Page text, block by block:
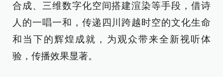
合成、三维数字化空间搭建渲染等手段，借诗
人的一唱一和，传递四川跨越时空的文化生命
和当下的辉煌成就，为观众带来全新视听体
验，传播效果显著。